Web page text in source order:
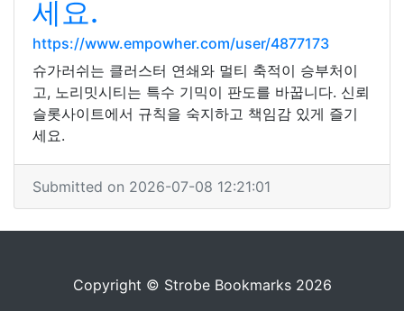
세요.
https://www.empowher.com/user/4877173
슈가러쉬는 클러스터 연쇄와 멀티 축적이 승부처이
고, 노리밋시티는 특수 기믹이 판도를 바꿉니다. 신뢰
슬롯사이트에서 규칙을 숙지하고 책임감 있게 즐기
세요.
Submitted on 2026-07-08 12:21:01
Copyright © Strobe Bookmarks 2026